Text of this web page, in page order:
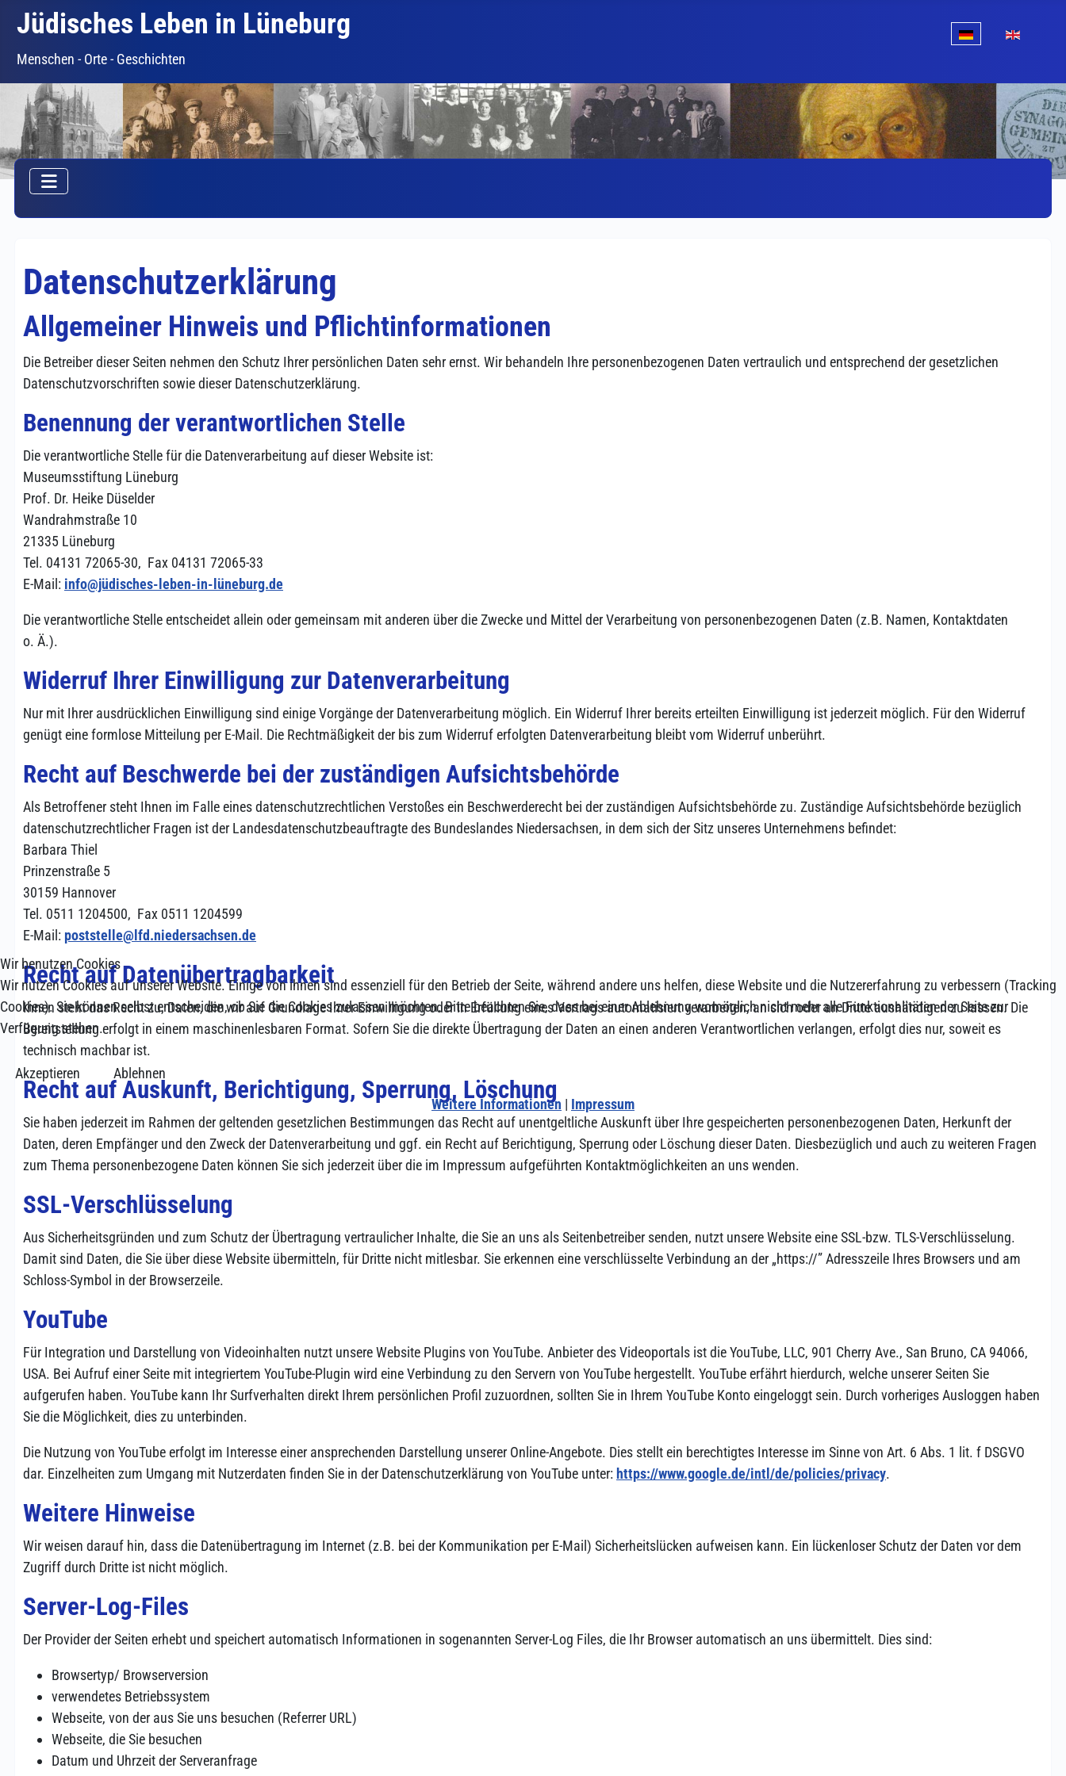
Jüdisches Leben in Lüneburg
Menschen - Orte - Geschichten
Datenschutzerklärung
Allgemeiner Hinweis und Pflichtinformationen
Die Betreiber dieser Seiten nehmen den Schutz Ihrer persönlichen Daten sehr ernst. Wir behandeln Ihre personenbezogenen Daten vertraulich und entsprechend der gesetzlichen
Datenschutzvorschriften sowie dieser Datenschutzerklärung.
Benennung der verantwortlichen Stelle
Die verantwortliche Stelle für die Datenverarbeitung auf dieser Website ist:
Museumsstiftung Lüneburg
Prof. Dr. Heike Düselder
Wandrahmstraße 10
21335 Lüneburg
Tel. 04131 72065-30, Fax 04131 72065-33
E-Mail: info@jüdisches-leben-in-lüneburg.de
Die verantwortliche Stelle entscheidet allein oder gemeinsam mit anderen über die Zwecke und Mittel der Verarbeitung von personenbezogenen Daten (z.B. Namen, Kontaktdaten
o. Ä.).
Widerruf Ihrer Einwilligung zur Datenverarbeitung
Nur mit Ihrer ausdrücklichen Einwilligung sind einige Vorgänge der Datenverarbeitung möglich. Ein Widerruf Ihrer bereits erteilten Einwilligung ist jederzeit möglich. Für den Widerruf
genügt eine formlose Mitteilung per E-Mail. Die Rechtmäßigkeit der bis zum Widerruf erfolgten Datenverarbeitung bleibt vom Widerruf unberührt.
Recht auf Beschwerde bei der zuständigen Aufsichtsbehörde
Als Betroffener steht Ihnen im Falle eines datenschutzrechtlichen Verstoßes ein Beschwerderecht bei der zuständigen Aufsichtsbehörde zu. Zuständige Aufsichtsbehörde bezüglich
datenschutzrechtlicher Fragen ist der Landesdatenschutzbeauftragte des Bundeslandes Niedersachsen, in dem sich der Sitz unseres Unternehmens befindet:
Barbara Thiel
Prinzenstraße 5
30159 Hannover
Tel. 0511 1204500, Fax 0511 1204599
E-Mail: poststelle@lfd.niedersachsen.de
Recht auf Datenübertragbarkeit
Ihnen steht das Recht zu, Daten, die wir auf Grundlage Ihrer Einwilligung oder in Erfüllung eines Vertrags automatisiert verarbeiten, an sich oder an Dritte aushändigen zu lassen. Die
Bereitstellung erfolgt in einem maschinenlesbaren Format. Sofern Sie die direkte Übertragung der Daten an einen anderen Verantwortlichen verlangen, erfolgt dies nur, soweit es
technisch machbar ist.
Recht auf Auskunft, Berichtigung, Sperrung, Löschung
Sie haben jederzeit im Rahmen der geltenden gesetzlichen Bestimmungen das Recht auf unentgeltliche Auskunft über Ihre gespeicherten personenbezogenen Daten, Herkunft der
Daten, deren Empfänger und den Zweck der Datenverarbeitung und ggf. ein Recht auf Berichtigung, Sperrung oder Löschung dieser Daten. Diesbezüglich und auch zu weiteren Fragen
zum Thema personenbezogene Daten können Sie sich jederzeit über die im Impressum aufgeführten Kontaktmöglichkeiten an uns wenden.
SSL-Verschlüsselung
Aus Sicherheitsgründen und zum Schutz der Übertragung vertraulicher Inhalte, die Sie an uns als Seitenbetreiber senden, nutzt unsere Website eine SSL-bzw. TLS-Verschlüsselung.
Damit sind Daten, die Sie über diese Website übermitteln, für Dritte nicht mitlesbar. Sie erkennen eine verschlüsselte Verbindung an der „https://” Adresszeile Ihres Browsers und am
Schloss-Symbol in der Browserzeile.
YouTube
Für Integration und Darstellung von Videoinhalten nutzt unsere Website Plugins von YouTube. Anbieter des Videoportals ist die YouTube, LLC, 901 Cherry Ave., San Bruno, CA 94066,
USA. Bei Aufruf einer Seite mit integriertem YouTube-Plugin wird eine Verbindung zu den Servern von YouTube hergestellt. YouTube erfährt hierdurch, welche unserer Seiten Sie
aufgerufen haben. YouTube kann Ihr Surfverhalten direkt Ihrem persönlichen Profil zuzuordnen, sollten Sie in Ihrem YouTube Konto eingeloggt sein. Durch vorheriges Ausloggen haben
Sie die Möglichkeit, dies zu unterbinden.
Die Nutzung von YouTube erfolgt im Interesse einer ansprechenden Darstellung unserer Online-Angebote. Dies stellt ein berechtigtes Interesse im Sinne von Art. 6 Abs. 1 lit. f DSGVO
dar. Einzelheiten zum Umgang mit Nutzerdaten finden Sie in der Datenschutzerklärung von YouTube unter: https://www.google.de/intl/de/policies/privacy.
Weitere Hinweise
Wir weisen darauf hin, dass die Daten­über­tragung im Internet (z.B. bei der Kommu­nika­tion per E-Mail) Sicher­heits­lücken aufweisen kann. Ein lücken­loser Schutz der Daten vor dem
Zugriff durch Dritte ist nicht möglich.
Server-Log-Files
Der Provider der Seiten erhebt und speichert auto­matisch Infor­ma­tionen in soge­nannten Server-Log Files, die Ihr Browser auto­matisch an uns über­mittelt. Dies sind:
Browsertyp/ Browser­version
verwendetes Betriebs­system
Webseite, von der aus Sie uns besuchen (Referrer URL)
Webseite, die Sie besuchen
Datum und Uhrzeit der Serveranfrage
Wir benutzen Cookies
Wir nutzen Cookies auf unserer Website. Einige von ihnen sind essenziell für den Betrieb der Seite, während andere uns helfen, diese Website und die Nutzererfahrung zu verbessern (Tracking
Cookies). Sie können selbst entscheiden, ob Sie die Cookies zulassen möchten. Bitte beachten Sie, dass bei einer Ablehnung womöglich nicht mehr alle Funktionalitäten der Seite zur
Verfügung stehen.
Akzeptieren
Ablehnen
Weitere Informationen | Impressum